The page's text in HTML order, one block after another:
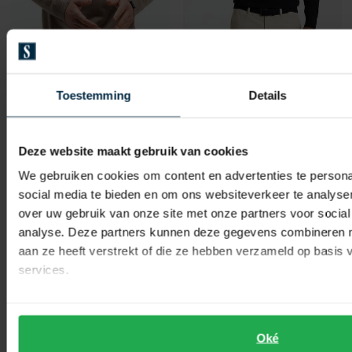
Toestemming Details
Deze website maakt gebruik van cookies
We gebruiken cookies om content en advertenties te
social media te bieden en om ons websiteverkeer te
over uw gebruik van onze site met onze partners voor
analyse. Deze partners kunnen deze gegevens combineren
aan ze heeft verstrekt of die ze hebben verzameld op basis
services.
Oké
€ 74,98 50%
coltrui zwart
Toevoegen aan favorieten